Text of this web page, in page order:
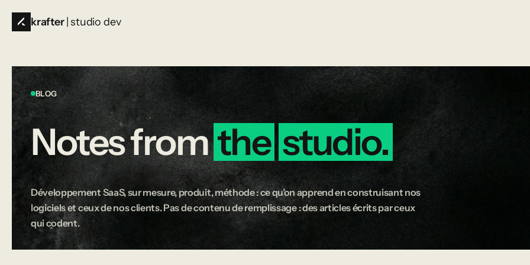
krafter | studio dev
BLOG
Notesfrom the studio.
Développement SaaS, sur mesure, produit, méthode : ce qu’on apprend en construisant nos
logiciels et ceux de nos clients. Pas de contenu de remplissage : des articles écrits par ceux
qui codent.